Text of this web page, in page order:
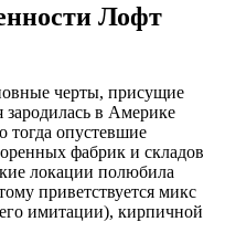
Лофт
черты, присущие
зародилась в Америке
тогда опустевшие
фабрик и складов
локации полюбила
приветствуется микс
имитации), кирпичной